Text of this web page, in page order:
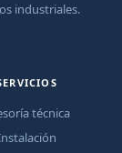
industriales.
técnica